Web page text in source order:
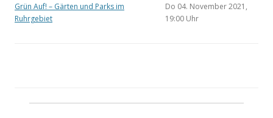
Grün Auf! – Gärten und Parks im
Ruhrgebiet
Do 04. November 2021,
19:00 Uhr